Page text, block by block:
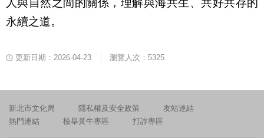
永續之道。
更新日期：2026-04-23 瀏覽人次：5325
新北市文化局 隱私權及安全政策
友站連結
熱門連結
檢舉黃牛專區 打詐專區